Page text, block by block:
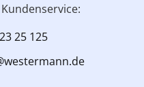
25 125